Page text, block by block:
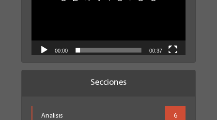
00:00 00:37
Secciones
Analisis 6